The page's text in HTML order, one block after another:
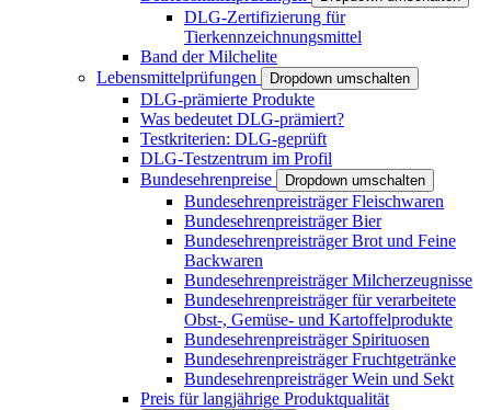
DLG-Zertifizierung für
Tierkennzeichnungsmittel
Band der Milchelite
Lebensmittelprüfungen
Dropdown umschalten
DLG-prämierte Produkte
Was bedeutet DLG-prämiert?
Testkriterien: DLG-geprüft
DLG-Testzentrum im Profil
Bundesehrenpreise
Dropdown umschalten
Bundesehrenpreisträger Fleischwaren
Bundesehrenpreisträger Bier
Bundesehrenpreisträger Brot und Feine
Backwaren
Bundesehrenpreisträger Milcherzeugnisse
Bundesehrenpreisträger für verarbeitete
Obst-, Gemüse- und Kartoffelprodukte
Bundesehrenpreisträger Spirituosen
Bundesehrenpreisträger Fruchtgetränke
Bundesehrenpreisträger Wein und Sekt
Preis für langjährige Produktqualität